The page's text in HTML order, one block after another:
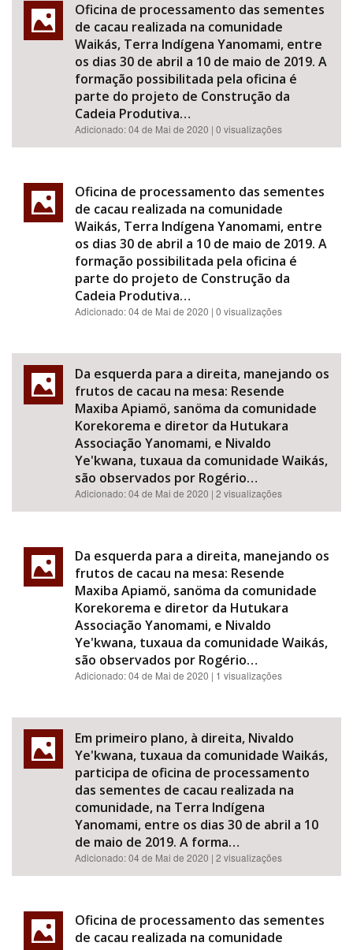
Oficina de processamento das sementes
de cacau realizada na comunidade
Waikás, Terra Indígena Yanomami, entre
os dias 30 de abril a 10 de maio de 2019. A
formação possibilitada pela oficina é
parte do projeto de Construção da
Cadeia Produtiva…
Adicionado:04 de Mai de 2020 | 0 visualizações
Oficina de processamento das sementes
de cacau realizada na comunidade
Waikás, Terra Indígena Yanomami, entre
os dias 30 de abril a 10 de maio de 2019. A
formação possibilitada pela oficina é
parte do projeto de Construção da
Cadeia Produtiva…
Adicionado:04 de Mai de 2020 | 0 visualizações
Da esquerda para a direita, manejando os
frutos de cacau na mesa: Resende
Maxiba Apiamö, sanöma da comunidade
Korekorema e diretor da Hutukara
Associação Yanomami, e Nivaldo
Ye'kwana, tuxaua da comunidade Waikás,
são observados por Rogério…
Adicionado:04 de Mai de 2020 | 2 visualizações
Da esquerda para a direita, manejando os
frutos de cacau na mesa: Resende
Maxiba Apiamö, sanöma da comunidade
Korekorema e diretor da Hutukara
Associação Yanomami, e Nivaldo
Ye'kwana, tuxaua da comunidade Waikás,
são observados por Rogério…
Adicionado:04 de Mai de 2020 | 1 visualizações
Em primeiro plano, à direita, Nivaldo
Ye'kwana, tuxaua da comunidade Waikás,
participa de oficina de processamento
das sementes de cacau realizada na
comunidade, na Terra Indígena
Yanomami, entre os dias 30 de abril a 10
de maio de 2019. A forma…
Adicionado:04 de Mai de 2020 | 2 visualizações
Oficina de processamento das sementes
de cacau realizada na comunidade